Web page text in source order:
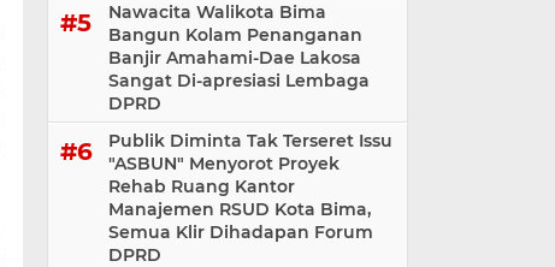
Nawacita Walikota Bima
Bangun Kolam Penanganan
Banjir Amahami-Dae Lakosa
Sangat Di-apresiasi Lembaga
DPRD
Publik Diminta Tak Terseret Issu
"ASBUN" Menyorot Proyek
Rehab Ruang Kantor
Manajemen RSUD Kota Bima,
Semua Klir Dihadapan Forum
DPRD